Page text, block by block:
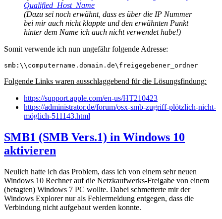
Qualified_Host_Name
(Dazu sei noch erwähnt, dass es über die IP Nummer
bei mir auch nicht klappte und den erwähnten Punkt
hinter dem Name ich auch nicht verwendet habe!)
Somit verwende ich nun ungefähr folgende Adresse:
smb:\\computername.domain.de\freigegebener_ordner
Folgende Links waren ausschlaggebend für die Lösungsfindung:
https://support.apple.com/en-us/HT210423
https://administrator.de/forum/osx-smb-zugriff-plötzlich-nicht-
möglich-511143.html
SMB1 (SMB Vers.1) in Windows 10
aktivieren
Neulich hatte ich das Problem, dass ich von einem sehr neuen
Windows 10 Rechner auf die Netzkaufwerks-Freigabe von einem
(betagten) Windows 7 PC wollte. Dabei schmetterte mir der
Windows Explorer nur als Fehlermeldung entgegen, dass die
Verbindung nicht aufgebaut werden konnte.